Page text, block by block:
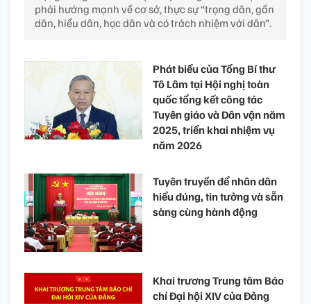
phải hướng mạnh về cơ sở, thực sự “trọng dân, gần
dân, hiểu dân, học dân và có trách nhiệm với dân”.
Phát biểu của Tổng Bí thư
Tô Lâm tại Hội nghị toàn
quốc tổng kết công tác
Tuyên giáo và Dân vận năm
2025, triển khai nhiệm vụ
năm 2026
Tuyên truyền để nhân dân
hiểu đúng, tin tưởng và sẵn
sàng cùng hành động
Khai trương Trung tâm Báo
chí Đại hội XIV của Đảng